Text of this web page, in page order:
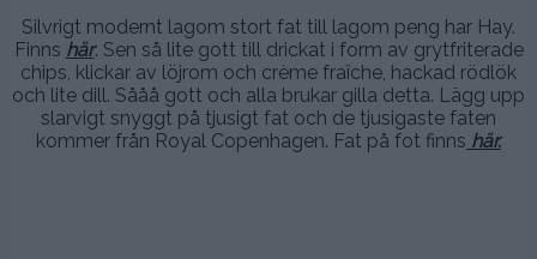
Silvrigt modernt lagom stort fat till lagom peng har Hay.
Finns här. Sen så lite gott till drickat i form av grytfriterade
chips, klickar av löjrom och crème fraîche, hackad rödlök
och lite dill. Sååå gott och alla brukar gilla detta. Lägg upp
slarvigt snyggt på tjusigt fat och de tjusigaste faten
kommer från Royal Copenhagen. Fat på fot finns här.